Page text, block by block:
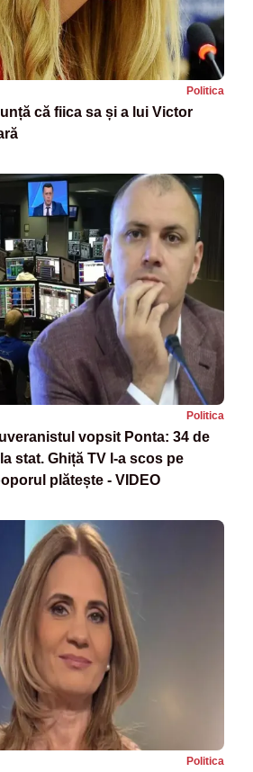
Politica
că fiica sa și a lui Victor
Politica
vopsit Ponta: 34 de
stat. Ghiță TV l-a scos pe
plătește - VIDEO
Politica